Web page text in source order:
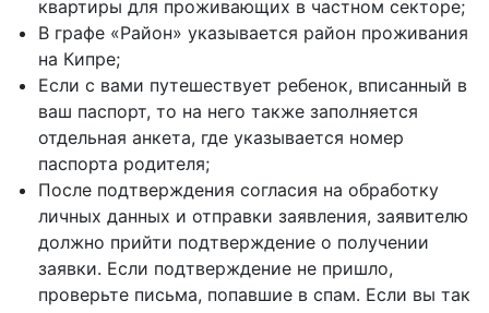
квартиры для проживающих в частном секторе;
В графе «Район» указывается район проживания
на Кипре;
Если с вами путешествует ребенок, вписанный в
ваш паспорт, то на него также заполняется
отдельная анкета, где указывается номер
паспорта родителя;
После подтверждения согласия на обработку
личных данных и отправки заявления, заявителю
должно прийти подтверждение о получении
заявки. Если подтверждение не пришло,
проверьте письма, попавшие в спам. Если вы так